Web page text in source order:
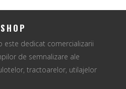
este dedicat comercializarii
de semnalizare ale
tractoarelor, utilajelor